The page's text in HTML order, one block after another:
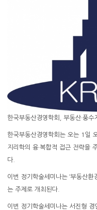
한국부동산경영학회, 부동산·풍수
한국부동산경영학회는 오는 1일
지리학의 융·복합적 접근 전략을
다.
이번 정기학술세미나는 ‘부동산환
는 주제로 개최된다.
이번 정기학술세미나는 서진형